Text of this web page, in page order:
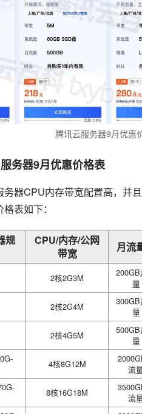
腾讯云服务器9月优惠
务器9月优惠价格表
务器CPU内存带宽配置高，并
表如下：
规
CPU/内存/公网
带宽
月流
2核2G3M
量
2核2G4M
量
2核4G5M
量
4核8G12M
流
8核16G18M
流